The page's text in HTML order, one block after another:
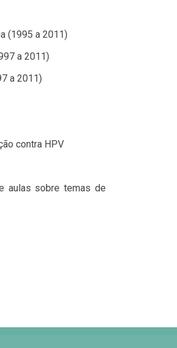
(1995 a 2011)
a 2011)
a 2011)
contra HPV
aulas sobre temas de